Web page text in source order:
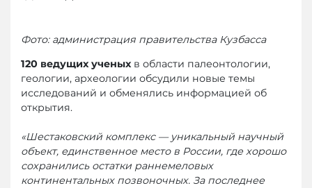
Фото: администрация правительства Кузбасса
120 ведущих ученых в области палеонтологии,
геологии, археологии обсудили новые темы
исследований и обменялись информацией об
открытия.
«Шестаковский комплекс — уникальный научный
объект, единственное место в России, где хорошо
сохранились остатки раннемеловых
континентальных позвоночных. За последнее